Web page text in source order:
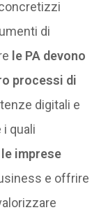
di
le PA devono
processi di
digitali e
quali
le imprese
e offrire